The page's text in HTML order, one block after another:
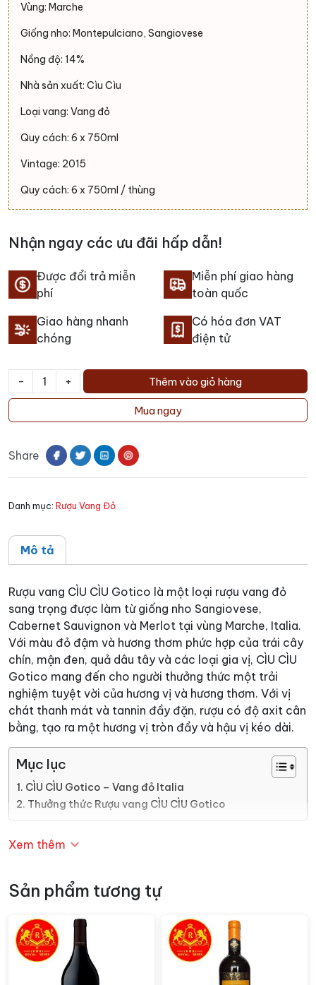
Vùng: Marche
Giống nho: Montepulciano, Sangiovese
Nồng độ: 14%
Nhà sản xuất: Cìu Cìu
Loại vang: Vang đỏ
Quy cách: 6 x 750ml
Vintage: 2015
Quy cách: 6 x 750ml / thùng
Nhận ngay các ưu đãi hấp dẫn!
Được đổi trả miễn
phí
Miễn phí giao hàng
toàn quốc
Giao hàng nhanh
chóng
Có hóa đơn VAT
điện tử
-
Rượu
CÌU
Gotico
+ Thêm vào giỏ hàng
Mua ngay
Share
Danh mục: Rượu Vang Đỏ
Mô tả
Rượu vang CÌU CÌU Gotico là một loại rượu vang đỏ
sang trọng được làm từ giống nho Sangiovese,
Cabernet Sauvignon và Merlot tại vùng Marche, Italia.
Với màu đỏ đậm và hương thơm phức hợp của trái cây
chín, mận đen, quả dâu tây và các loại gia vị, CÌU CÌU
Gotico mang đến cho người thưởng thức một trải
nghiệm tuyệt vời của hương vị và hương thơm. Với vị
chát thanh mát và tannin đầy đặn, rượu có độ axit cân
bằng, tạo ra một hương vị tròn đầy và hậu vị kéo dài.
Mục lục
CÌU CÌU Gotico – Vang đỏ Italia
Thưởng thức Rượu vang CÌU CÌU Gotico
CÌU CÌU Gotico – Vang đỏ Italia
Bartolomei vào năm 1970. Nằm gần thành phố Offida
diện tích 150 ha được sử dụng phương pháp canh tác
hữu cơ của cây nho. Nhà máy rượu được trang bị các
thiết bị hiện đại cho phép bạn kiểm soát mọi công
đoạn sản xuất
rượu vang
Xem thêm
Sản phẩm tương tự